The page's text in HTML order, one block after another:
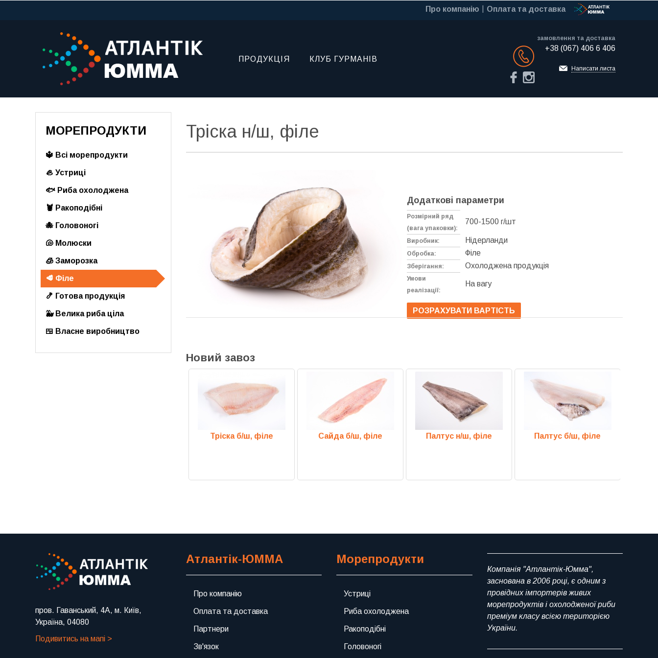
Про компанію Оплата та доставка
ПРОДУКЦІЯ КЛУБ ГУРМАНІВ
замовлення та доставка
+38 (067) 406 6 406
Обратный звонок Написати листа
МОРЕПРОДУКТИ
🔱 Всі морепродукти
🦪 Устриці
🐟 Риба охолоджена
🦞 Ракоподібні
🐙 Головоногі
🐚 Молюски
🧊 Заморозка
🥩 Філе
🍤 Готова продукція
🐳 Велика риба ціла
🍱 Власне виробництво
Тріска н/ш, філе
Додаткові параметри
Розмірний ряд
(вага упаковки):
700-1500 г/шт
Виробник: Нідерланди
Обробка: Філе
Зберігання: Охолоджена продукція
Умови
реалізації:
На вагу
РОЗРАХУВАТИ ВАРТІСТЬ
Новий завоз
Тріска б/ш, філе Сайда б/ш, філе Палтус н/ш, філе Палтус б/ш, філе
пров. Гаванський, 4А, м. Київ,
Україна, 04080
Подивитись на мапі >
Атлантік-ЮММА
Про компанію
Оплата та доставка
Партнери
Зв'язок
Морепродукти
Устриці
Риба охолоджена
Ракоподібні
Головоногі
Компанія "Атлантік-Юмма",
заснована в 2006 році, є одним з
провідних імпортерів живих
морепродуктів і охолодженої риби
преміум класу всією територією
України.